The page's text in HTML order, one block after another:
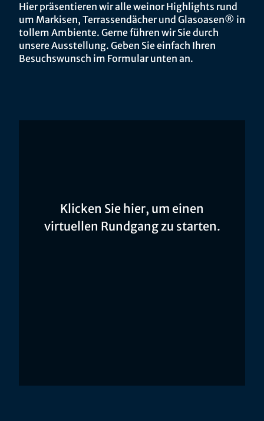
Hier präsentieren wir alle weinor Highlights rund
um Markisen, Terrassendächer und Glasoasen® in
tollem Ambiente. Gerne führen wir Sie durch
unsere Ausstellung. Geben Sie einfach Ihren
Besuchswunsch im Formular unten an.
Klicken Sie hier, um einen
virtuellen Rundgang zu starten.